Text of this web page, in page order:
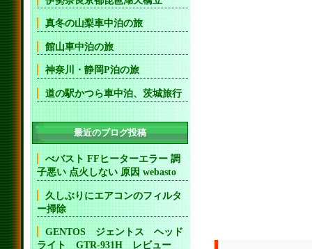
真冬の山梨車中泊の旅
館山車中泊の旅
神奈川・静岡P泊の旅
道の駅かつら車中泊、茨城旅行
最近のブログ投稿
べバスト FFヒーターエラー 調
子悪い 点火しない 原因 webasto
久しぶりにエアコンのフィルタ
ー掃除
GENTOS ジェントス ヘッド
ライト GTR-931H レビュー